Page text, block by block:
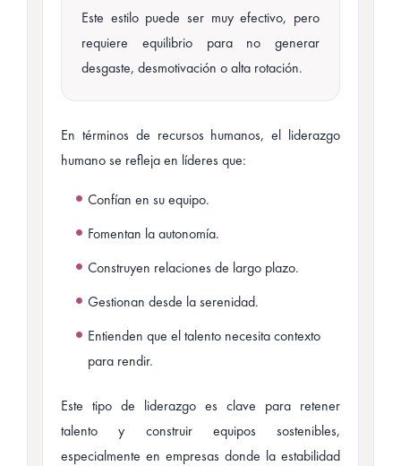
Este estilo puede ser muy efectivo, pero
requiere equilibrio para no generar
desgaste, desmotivación o alta rotación.
En términos de recursos humanos, el liderazgo
humano se refleja en líderes que:
Confían en su equipo.
Fomentan la autonomía.
Construyen relaciones de largo plazo.
Gestionan desde la serenidad.
Entienden que el talento necesita contexto
para rendir.
Este tipo de liderazgo es clave para retener
talento y construir equipos sostenibles,
especialmente en empresas donde la estabilidad